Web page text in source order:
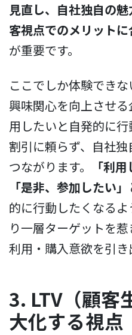
見直し、自社独自の
客視点でのメリット
が重要です。
ここでしか体験できな
興味関心を向上させ
用したいと自発的に行
割引に頼らず、自社
つながります。
「利
「是非、参加したい」
的に行動したくなる
り一層ターゲットを
利用・購入意欲を引き
3. LTV（顧客
大化する視点